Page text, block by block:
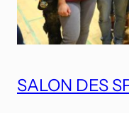
SALON DES